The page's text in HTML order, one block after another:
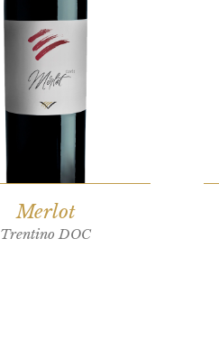
Merlot
Trentino DOC